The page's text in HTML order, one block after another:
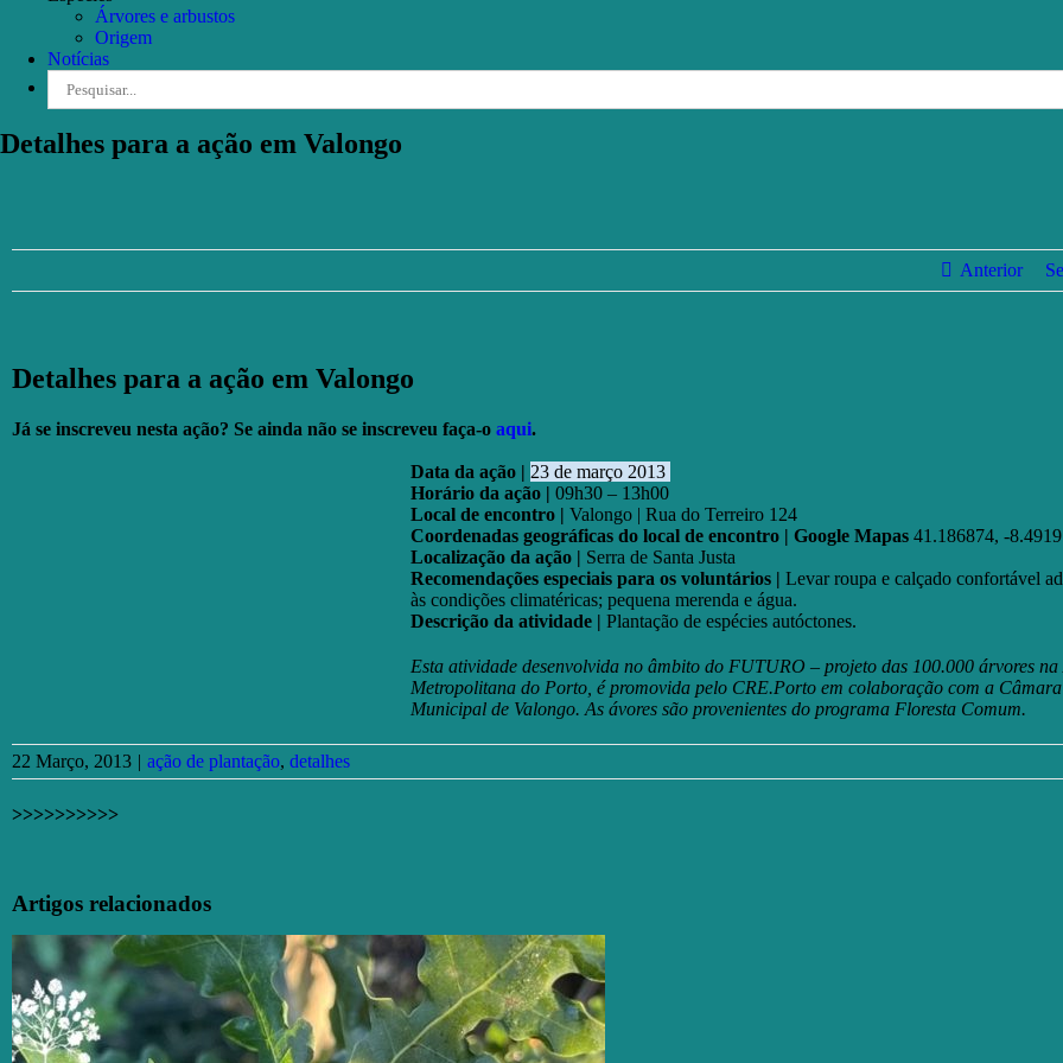
Árvores e arbustos
Origem
Notícias
Detalhes para a ação em Valongo
Anterior
Detalhes para a ação em Valongo
Já se inscreveu nesta ação? Se ainda não se inscreveu faça-o aqui.
Data da ação | 23 de março 2013
Horário da ação | 09h30 – 13h00
Local de encontro | Valongo | Rua do Terreiro 124
Coordenadas geográficas do local de encontro | Google Mapas 41.186874, -
Localização da ação | Serra de Santa Justa
Recomendações especiais para os voluntários | Levar roupa e calçado confortável
às condições climatéricas; pequena merenda e água.
Descrição da atividade | Plantação de espécies autóctones.
Esta atividade desenvolvida no âmbito do FUTURO – projeto das 100.000 árvores na
Metropolitana do Porto, é promovida pelo CRE.Porto em colaboração com a Câmara
Municipal de Valongo. As ávores são provenientes do programa Floresta Comum.
22 Março, 2013 | ação de plantação, detalhes
>>>>>>>>>>
mas
Artigos relacionados